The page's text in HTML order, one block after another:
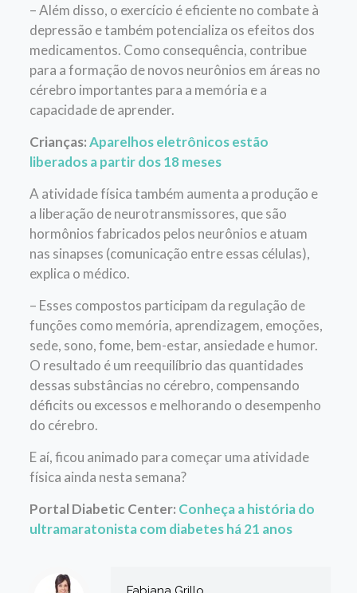
– Além disso, o exercício é eficiente no combate à
depressão e também potencializa os efeitos dos
medicamentos. Como consequência, contribue
para a formação de novos neurônios em áreas no
cérebro importantes para a memória e a
capacidade de aprender.
Crianças: Aparelhos eletrônicos estão
liberados a partir dos 18 meses
A atividade física também aumenta a produção e
a liberação de neurotransmissores, que são
hormônios fabricados pelos neurônios e atuam
nas sinapses (comunicação entre essas células),
explica o médico.
– Esses compostos participam da regulação de
funções como memória, aprendizagem, emoções,
sede, sono, fome, bem-estar, ansiedade e humor.
O resultado é um reequilíbrio das quantidades
dessas substâncias no cérebro, compensando
déficits ou excessos e melhorando o desempenho
do cérebro.
E aí, ficou animado para começar uma atividade
física ainda nesta semana?
Portal Diabetic Center: Conheça a história do
ultramaratonista com diabetes há 21 anos